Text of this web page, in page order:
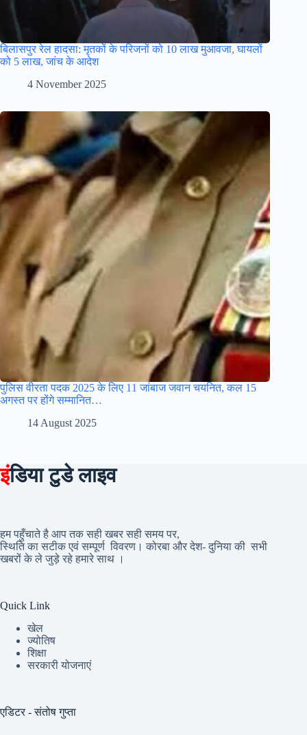
बिलासपुर रेल हादसा: मृतकों के परिजनों को 10 लाख मुआवजा, घायलों
को 5 लाख, जांच के आदेश
4 November 2025
पुलिस वीरता पदक 2025 के लिए 11 जांबाज जवान चयनित, कल 15
अगस्त पर होंगे सम्मानित…
14 August 2025
इंडिया टुडे लाइव
हम पहुँचाते है आप तक सही खबर सही समय पर,
स्थिति का सटीक एवं सम्पूर्ण विवरण। कोरबा और देश- दुनिया की सभी
खबरों के ले जुड़े रहे हमारे साथ ।
Quick Link
खेल
ज्योतिष
शिक्षा
सरकारी योजनाएं
एडिटर - संतोष गुप्ता